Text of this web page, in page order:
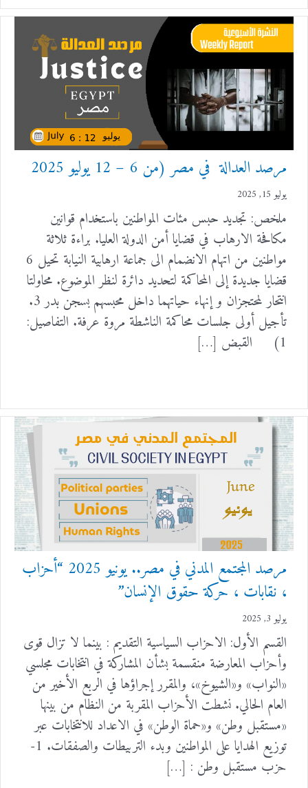
مرصد العدالة في مصر (من 6 – 12 يوليو 2025
يوليو 15, 2025
ملخص: تجديد حبس مئات المواطنين باستخدام قوانين
مكافحة الارهاب في قضايا أمن الدولة العليا. براءة ثلاثة
مواطنين من اتهام الانضمام الى جماعة ارهابية النيابة تحيل 6
قضايا جديدة إلى المحاكمة لتحديد دائرة لنظر الموضوع. محاولتا
انتحار لمحتجزان و إنهاء حياتهما داخل محبسهم بسجن بدر 3.
تأجيل أولى جلسات محاكمة الناشطة مروة عرفة. التفاصيل:
1) القبض […]
مرصد المجتمع المدني في مصر.. يونيو 2025 “أحزاب
، نقابات ، حركة حقوق الإنسان”
يوليو 3, 2025
القسم الأول: الاحزاب السياسية التقديم : بينما لا تزال قوى
وأحزاب المعارضة منقسمة بشأن المشاركة في انتخابات مجلسي
«النواب» و«الشيوخ»، والمقرر إجراؤها في الربع الأخير من
العام الحالي. نشطت الأحزاب المقربة من النظام من بينها
«مستقبل وطن» و«حماة الوطن» في الاعداد للانتخابات عبر
توزيع الهدايا على المواطنين وبدء التربيطات والصفقات. 1-
حزب مستقبل وطن : […]